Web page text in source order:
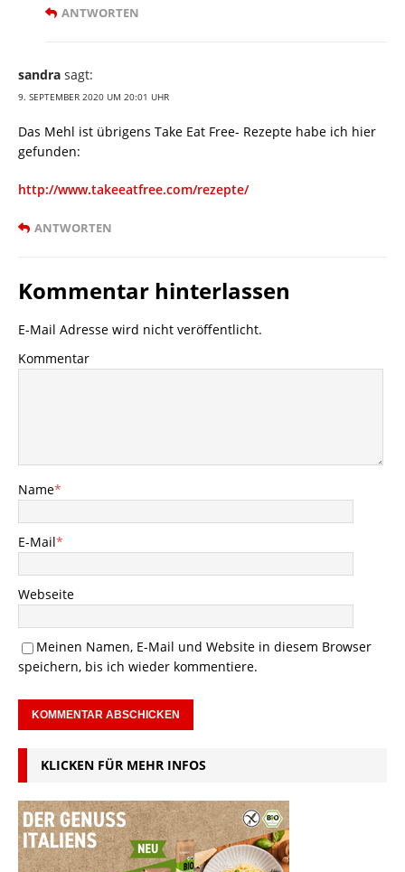
ANTWORTEN
sandra sagt:
9. SEPTEMBER 2020 UM 20:01 UHR
Das Mehl ist übrigens Take Eat Free- Rezepte habe ich hier
gefunden:
http://www.takeeatfree.com/rezepte/
ANTWORTEN
Kommentar hinterlassen
E-Mail Adresse wird nicht veröffentlicht.
Kommentar
Name*
E-Mail*
Webseite
Meinen Namen, E-Mail und Website in diesem Browser
speichern, bis ich wieder kommentiere.
KLICKEN FÜR MEHR INFOS